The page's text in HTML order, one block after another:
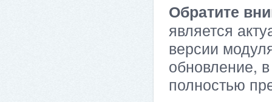
Обратите
является
версии
обновление,
полностью